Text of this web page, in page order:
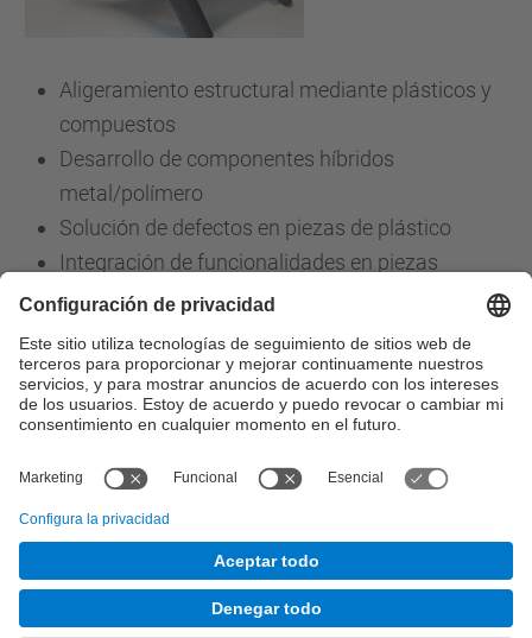
Aligeramiento estructural mediante plásticos y
compuestos
Desarrollo de componentes híbridos
metal/polímero
Solución de defectos en piezas de plástico
Integración de funcionalidades en piezas
plástico
diseño
Diseño y optimización de los procesos de
fabricación
Reutilización y reciclado de materiales plásticos